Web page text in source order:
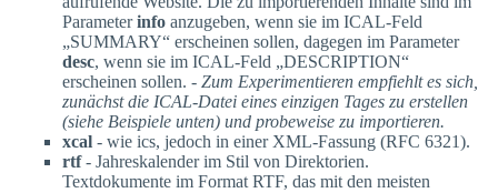
Parameterinfo anzugeben, wenn sie im ICAL-Feld
„SUMMARY“ erscheinen sollen, dagegen im Parameter
desc, wenn sie im ICAL-Feld „DESCRIPTION“
erscheinen sollen. - Zum Experimentieren empfiehlt es sich,
zunächst die ICAL-Datei eines einzigen Tages zu erstellen
(siehe Beispiele unten) und probeweise zu importieren.
xcal - wie ics, jedoch in einer XML-Fassung (RFC 6321).
rtf- Jahreskalender im Stil von Direktorien.
Textdokumente im Format RTF, das mit den meisten